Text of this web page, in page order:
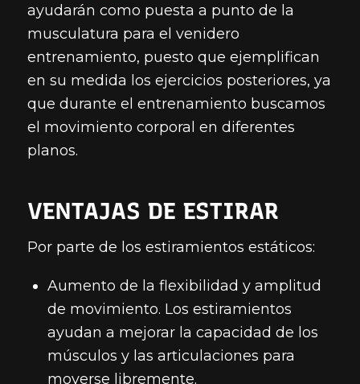
ayudarán como puesta a punto de la
musculatura para el venidero
entrenamiento, puesto que ejemplifican
en su medida los ejercicios posteriores, ya
que durante el entrenamiento buscamos
el movimiento corporal en diferentes
planos.
VENTAJAS DE ESTIRAR
Por parte de los estiramientos estáticos:
Aumento de la flexibilidad y amplitud
de movimiento. Los estiramientos
ayudan a mejorar la capacidad de los
músculos y las articulaciones para
moverse libremente.